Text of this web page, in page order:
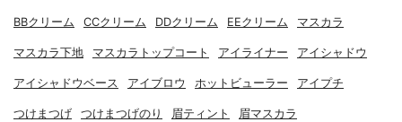
BBクリーム CCクリーム DDクリーム EEクリーム マスカラ
マスカラ下地 マスカラトップコート アイライナー アイシャドウ
アイシャドウベース アイブロウ ホットビューラー アイプチ
つけまつげ つけまつげのり 眉ティント 眉マスカラ